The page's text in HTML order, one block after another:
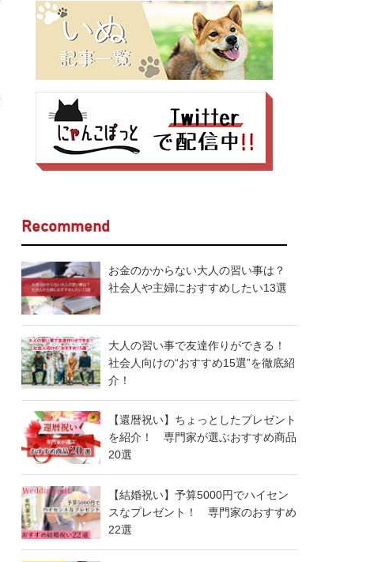
Recommend
お金のかからない大人の習い事は？
社会人や主婦におすすめしたい13選
大人の習い事で友達作りができる！
社会人向けの“おすすめ15選”を徹底紹
介！
【還暦祝い】ちょっとしたプレゼント
を紹介！ 専門家が選ぶおすすめ商品
20選
【結婚祝い】予算5000円でハイセン
スなプレゼント！ 専門家のおすすめ
22選